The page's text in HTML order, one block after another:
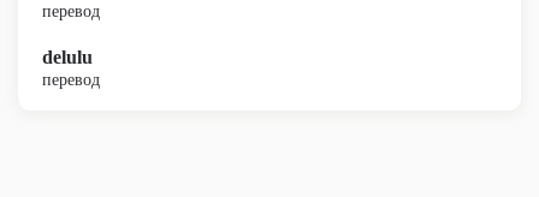
перевод
delulu
перевод